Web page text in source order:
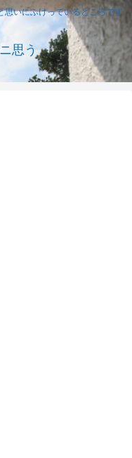
思いにふけっているところです
思う